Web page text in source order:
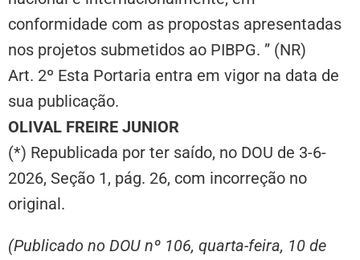
conformidade com as propostas apresentadas
nos projetos submetidos ao PIBPG. ” (NR)
Art. 2º Esta Portaria entra em vigor na data de
sua publicação.
OLIVAL FREIRE JUNIOR
(*) Republicada por ter saído, no DOU de 3-6-
2026, Seção 1, pág. 26, com incorreção no
original.
(Publicado no DOU nº 106, quarta-feira, 10 de